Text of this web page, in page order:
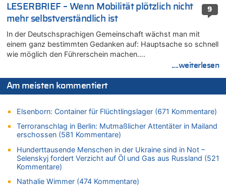
08.08.2026 - 20:34 von Dax zu
Wasserstand des Rheins in NRW so niedrig wie noch nie
Leipzig, Mechernich und die Frage: Wer steckt hinter den
Drohnen mit Strengstoff? War es Russland?
Drohnen mit Strengstoff? War es Russland?
08.08.2026 - 20:19 von Peter G zu
Zwölf Jahre nach Aachener Bankraub: 70-Jähriger gefasst
Leipzig, Mechernich und die Frage: Wer steckt hinter den
Drohnen mit Strengstoff? War es Russland?
08.08.2026 - 20:16 von Dax zu
Wasserstand des Rheins in NRW so niedrig wie noch nie
08.08.2026 - 20:13 von Dax zu
9
LESERBRIEF – Wenn Mobilität plötzlich nicht
mehr selbstverständlich ist
In der Deutschsprachigen Gemeinschaft wächst man mit
einem ganz bestimmten Gedanken auf: Hauptsache so schnell
wie möglich den Führerschein machen….
....weiterlesen
Am meisten kommentiert
Elsenborn: Container für Flüchtlingslager (671 Kommentare)
Terroranschlag in Berlin: Mutmaßlicher Attentäter in Mailand
erschossen (581 Kommentare)
Hunderttausende Menschen in der Ukraine sind in Not –
Selenskyj fordert Verzicht auf Öl und Gas aus Russland (521
Kommentare)
Nathalie Wimmer (474 Kommentare)